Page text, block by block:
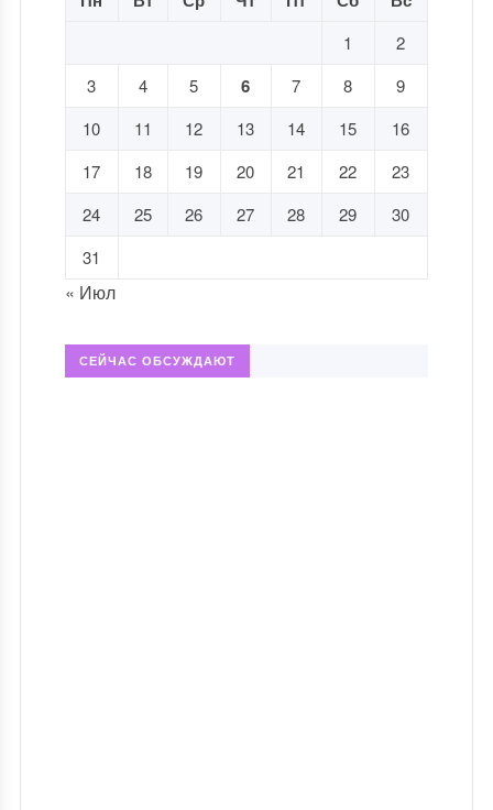
1
2
3
4 5 6 7 8
9
10
11 12 13 14 15
16
17
18 19 20 21 22
23
24
25 26 27 28 29
30
31
« Июл
СЕЙЧАС ОБСУЖДАЮТ